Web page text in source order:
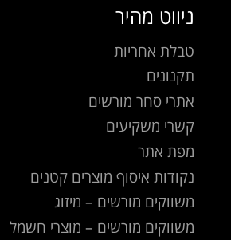
ניווט מהיר
טבלת אחריות
תקנונים
אתרי סחר מורשים
קשרי משקיעים
מפת אתר
נקודות איסוף מוצרים קטנים
משווקים מורשים – מיזוג
משווקים מורשים – מוצרי חשמל